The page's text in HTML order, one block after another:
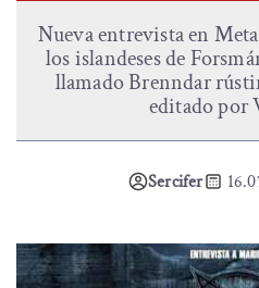
Nueva entrevista en
los islandeses de
llamado Brenndar
editado por
Sercifer